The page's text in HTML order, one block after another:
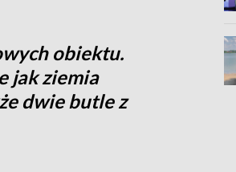
obiektu.
jak ziemia
dwie butle z